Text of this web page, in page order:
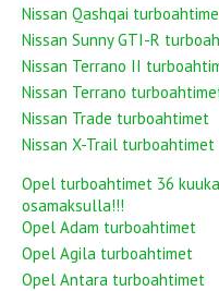
Nissan Qashqai
Nissan Sunny GTI-R
Nissan Terrano II
Nissan Terrano
Nissan Trade turboahtimet
Nissan X-Trail turboahtimet
Opel turboahtimet 36
osamaksulla!!!
Opel Adam turboahtimet
Opel Agila turboahtimet
Opel Antara turboahtimet